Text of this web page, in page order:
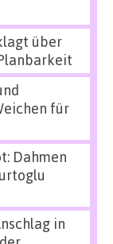
über
für
Dahmen
in